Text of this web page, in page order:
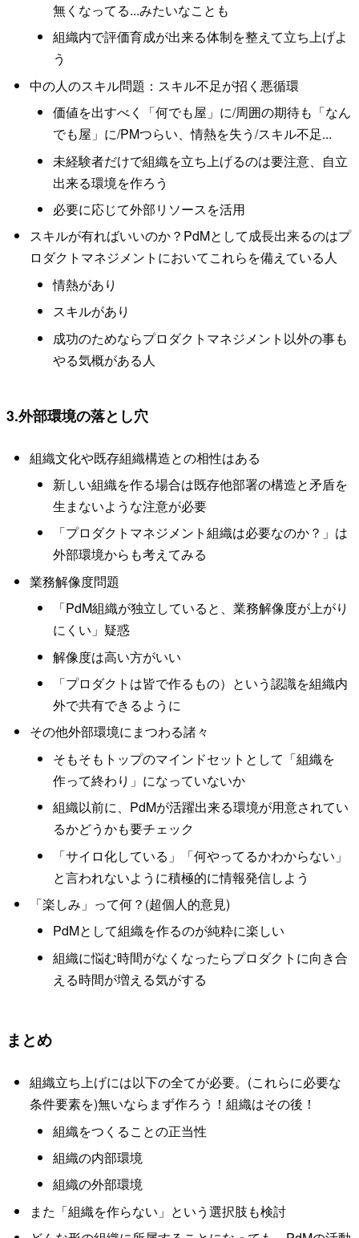
無くなってる...みたいなことも
組織内で評価育成が出来る体制を整えて立ち上げよ
う
中の人のスキル問題：スキル不足が招く悪循環
価値を出すべく「何でも屋」に/周囲の期待も「なん
でも屋」に/PMつらい、情熱を失う/スキル不足...
未経験者だけで組織を立ち上げるのは要注意、自立
出来る環境を作ろう
必要に応じて外部リソースを活用
スキルが有ればいいのか？PdMとして成長出来るのはプ
ロダクトマネジメントにおいてこれらを備えている人
情熱があり
スキルがあり
成功のためならプロダクトマネジメント以外の事も
やる気概がある人
3.外部環境の落とし穴
組織文化や既存組織構造との相性はある
新しい組織を作る場合は既存他部署の構造と矛盾を
生まないような注意が必要
「プロダクトマネジメント組織は必要なのか？」は
外部環境からも考えてみる
業務解像度問題
「PdM組織が独立していると、業務解像度が上がり
にくい」疑惑
解像度は高い方がいい
「プロダクトは皆で作るもの）という認識を組織内
外で共有できるように
その他外部環境にまつわる諸々
そもそもトップのマインドセットとして「組織を
作って終わり」になっていないか
組織以前に、PdMが活躍出来る環境が用意されてい
るかどうかも要チェック
「サイロ化している」「何やってるかわからない」
と言われないように積極的に情報発信しよう
「楽しみ」って何？(超個人的意見)
PdMとして組織を作るのが純粋に楽しい
組織に悩む時間がなくなったらプロダクトに向き合
える時間が増える気がする
まとめ
組織立ち上げには以下の全てが必要。(これらに必要な
条件要素を)無いならまず作ろう！組織はその後！
組織をつくることの正当性
組織の内部環境
組織の外部環境
また「組織を作らない」という選択肢も検討